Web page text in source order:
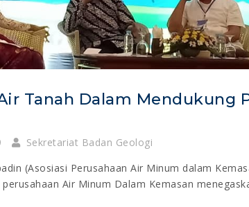
Tanah Dalam Mendukung
Sekretariat Badan Geologi
(Asosiasi Perusahaan Air Minum dalam
Air Minum Dalam Kemasan